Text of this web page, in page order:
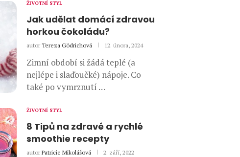
ŽIVOTNÍ STYL
Jak udělat domácí zdravou
horkou čokoládu?
autor Tereza Gödrichová 12. února, 2024
Zimní období si žádá teplé (a
nejlépe i slaďoučké) nápoje. Co
také po vymrznutí …
ŽIVOTNÍ STYL
8 Tipů na zdravé a rychlé
smoothie recepty
autor Patricie Mikolášová 2. září, 2022